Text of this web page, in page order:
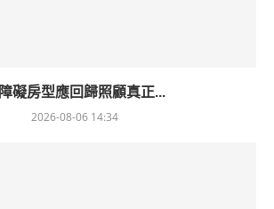
礙房型應回歸照顧真正...
2026-08-06 14:34